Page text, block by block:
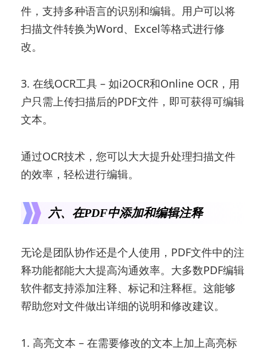
件，支持多种语言的识别和编辑。用户可以将
扫描文件转换为Word、Excel等格式进行修
改。
3. 在线OCR工具 – 如i2OCR和Online OCR，用
户只需上传扫描后的PDF文件，即可获得可编辑
文本。
通过OCR技术，您可以大大提升处理扫描文件
的效率，轻松进行编辑。
六、在PDF中添加和编辑注释
无论是团队协作还是个人使用，PDF文件中的注
释功能都能大大提高沟通效率。大多数PDF编辑
软件都支持添加注释、标记和注释框。这能够
帮助您对文件做出详细的说明和修改建议。
1. 高亮文本 – 在需要修改的文本上加上高亮标